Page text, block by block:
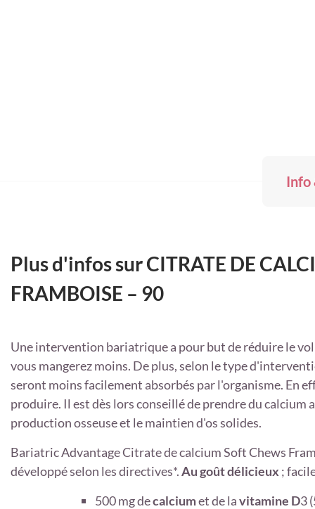
Info
Plus d'infos sur CITRATE DE
FRAMBOISE – 90
Une intervention bariatrique a pour but de réduire le
vous mangerez moins. De plus, selon le type
seront moins facilement absorbés par l'organisme. En
produire. Il est dès lors conseillé de prendre du calcium
production osseuse et le maintien d'os solides.
Bariatric Advantage Citrate de calcium Soft Chews
développé selon les directives*.Au goût délicieux ;
500 mg decalciumet de lavitamine D3